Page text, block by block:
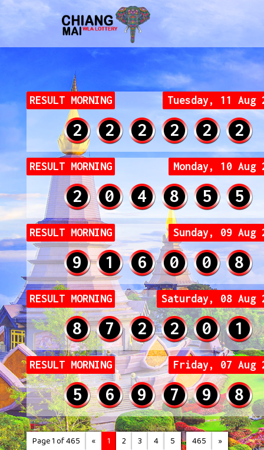
RESULT MORNING Tuesday, 11 Aug
0 0 0 0 0 0
RESULT MORNING Monday, 10 Aug
2 0 4 8 5 5
RESULT MORNING Sunday, 09 Aug
9 1 6 0 0 8
RESULT MORNING Saturday, 08 Aug
8 7 2 2 0 1
RESULT MORNING Friday, 07 Aug
5 6 9 7 9 8
Page 1 of 465 « 1 2 3 4 5 ... 465 »